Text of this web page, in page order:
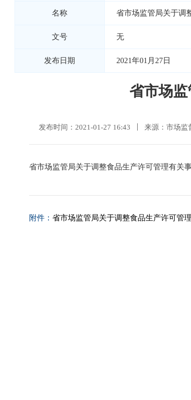
名称 省市场监管局关于调
文号 无
发布日期 2021年01月27日
省市场
发布时间：2021-01-27 16:43 来源：市场监
省市场监管局关于调整食品生产许可管理有关
附件： 省市场监管局关于调整食品生产许可管